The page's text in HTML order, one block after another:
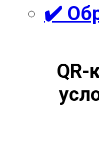
✔️
QR-